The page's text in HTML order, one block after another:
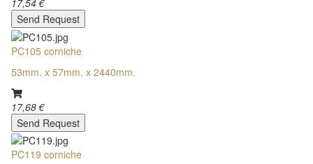
17,54 €
Send Request
PC105 corniche
53mm. x 57mm. x 2440mm.
17,68 €
Send Request
PC119 corniche